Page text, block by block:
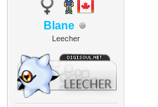
Blane
Leecher